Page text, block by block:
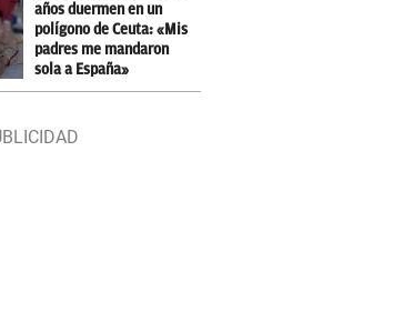
años duermen en un
polígono de Ceuta: «Mis
padres me mandaron
sola a España»